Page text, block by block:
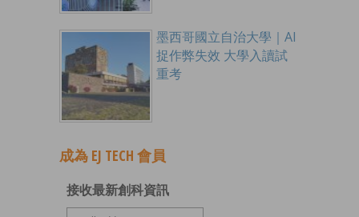
墨西哥國立自治大學｜AI
捉作弊失效 大學入讀試
重考
成為 EJ TECH 會員
接收最新創科資訊